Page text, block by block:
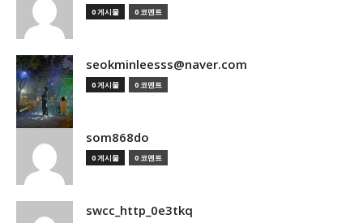
0 게시물 0 코멘트
seokminleesss@naver.com
0 게시물 0 코멘트
som868do
0 게시물 0 코멘트
swcc_http_0e3tkq